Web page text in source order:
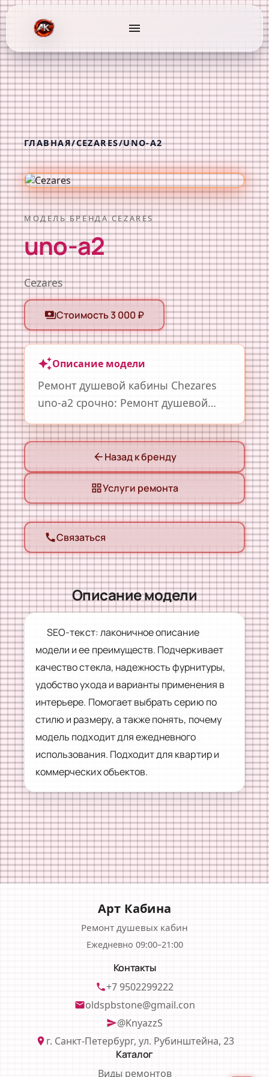
menu
ГЛАВНАЯ/CEZARES/UNO-A2
МОДЕЛЬ БРЕНДА CEZARES
uno-a2
Cezares
paymentsСтоимость 3 000 ₽
auto_awesomeОписание модели
Ремонт душевой кабины Chezares
uno-a2 срочно: Ремонт душевой
кабины Chezares uno-a2
arrow_back Назад к бренду
grid_viewУслуги ремонта
callСвязаться
Описание модели
SEO-текст: лаконичное описание
модели и ее преимуществ. Подчеркивает
качество стекла, надежность фурнитуры,
удобство ухода и варианты применения в
интерьере. Помогает выбрать серию по
стилю и размеру, а также понять, почему
модель подходит для ежедневного
использования. Подходит для квартир и
коммерческих объектов.
Арт Кабина
Ремонт душевых кабин
Ежедневно 09:00–21:00
Контакты
phone+7 9502299222
emailoldspbstone@gmail.con
send@KnyazzS
location_on г. Санкт-Петербург, ул. Рубинштейна, 23
Каталог
Виды ремонтов